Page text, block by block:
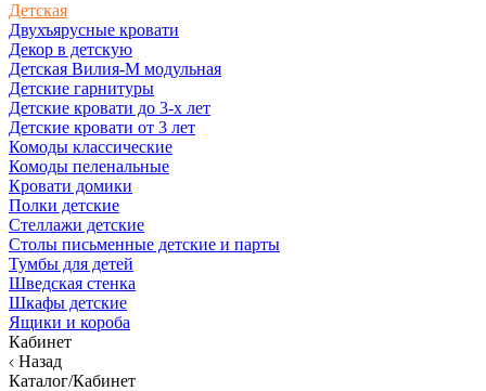
Детская
Двухъярусные кровати
Декор в детскую
Детская Вилия-М модульная
Детские гарнитуры
Детские кровати до 3-х лет
Детские кровати от 3 лет
Комоды классические
Комоды пеленальные
Кровати домики
Полки детские
Стеллажи детские
Столы письменные детские и парты
Тумбы для детей
Шведская стенка
Шкафы детские
Ящики и короба
Кабинет
Назад
Каталог/Кабинет